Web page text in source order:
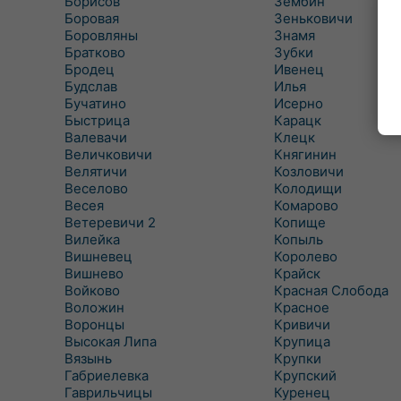
Боровая
Боровляны
Братково
Бродец
Будслав
Бучатино
Быстрица
Валевачи
Величковичи
Велятичи
Веселово
Весея
Ветеревичи 2
Вилейка
Вишневец
Вишнево
Войково
Воложин
Воронцы
Высокая Липа
Вязынь
Габриелевка
Гаврильчицы
Зеньковичи
Знамя
Зубки
Ивенец
Илья
Исерно
Карацк
Клецк
Княгинин
Козловичи
Колодищи
Комарово
Копище
Копыль
Королево
Крайск
Красная Слобода
Красное
Кривичи
Крупица
Крупки
Крупский
Куренец